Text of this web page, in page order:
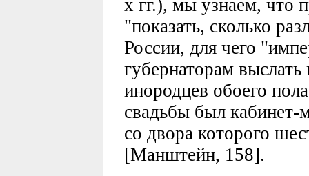
х гг.), мы узнаем, что
"показать, сколько
России, для чего
губернаторам
инородцев обоего
свадьбы был
со двора которого
[Манштейн, 158].